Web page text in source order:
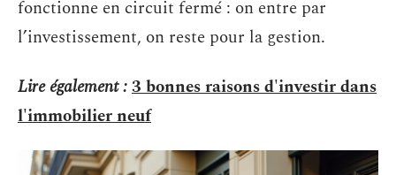
fonctionne en circuit fermé : on entre par
l’investissement, on reste pour la gestion.
Lire également :3 bonnes raisons d'investir dans
l'immobilier neuf